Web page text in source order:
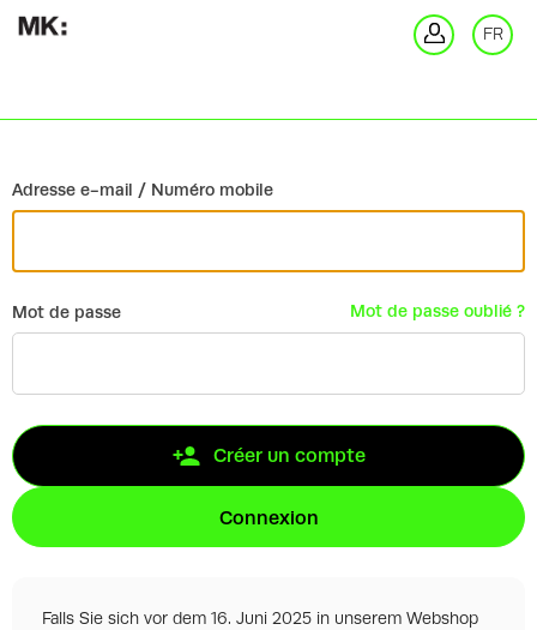
FR
Adresse e-mail / Numéro mobile
Mot de passe Mot de passe oublié ?
Créer un compte
Connexion
Falls Sie sich vor dem 16. Juni 2025 in unserem Webshop